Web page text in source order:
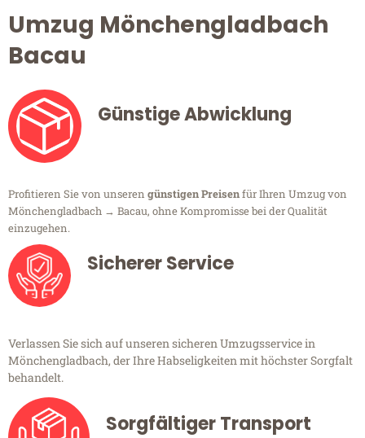
Umzug Mönchengladbach
Bacau
Günstige Abwicklung
Profitieren Sie von unseren günstigen Preisenfür Ihren Umzug von
Mönchengladbach → Bacau, ohne Kompromisse bei der Qualität
einzugehen.
Sicherer Service
Verlassen Sie sich auf unseren sicheren Umzugsservice in
Mönchengladbach, der Ihre Habseligkeiten mit höchster Sorgfalt
behandelt.
Sorgfältiger Transport